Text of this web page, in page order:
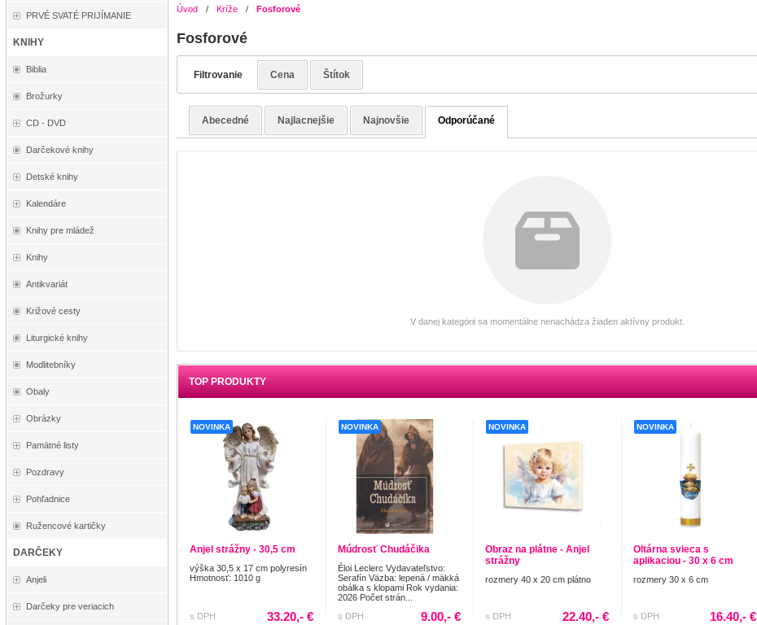
PRVÉ SVATÉ PRIJÍMANIE
KNIHY
Biblia
Brožurky
CD - DVD
Darčekové knihy
Detské knihy
Kalendáre
Knihy pre mládež
Knihy
Antikvariát
Križové cesty
Liturgické knihy
Modlitebníky
Obaly
Obrázky
Pamätné listy
Pozdravy
Pohľadnice
Ružencové kartičky
DARČEKY
Anjeli
Darčeky pre veriacich
Úvod / Kríže / Fosforové
Fosforové
Filtrovanie Cena Štítok
Abecedné Najlacnejšie Najnovšie Odporúčané
V danej kategórii sa momentálne nenachádza žiaden aktívny produkt.
TOP PRODUKTY
NOVINKA
Anjel strážny - 30,5 cm
výška 30,5 x 17 cm polyresín
Hmotnosť: 1010 g
s DPH 33.20,- €
NOVINKA
Múdrosť Chudáčika
Éloi Leclerc Vydavateľstvo:
Serafín Väzba: lepená / mäkká
obálka s klopami Rok vydania:
2026 Počet strán...
s DPH
9.00,- €
NOVINKA
Obraz na plátne - Anjel
strážny
rozmery 40 x 20 cm plátno
s DPH 22.40,- €
NOVINKA
Oltárna svieca s
aplikaciou - 30 x 6 cm
rozmery 30 x 6 cm
s DPH 16.40,- €